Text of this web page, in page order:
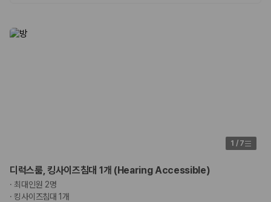
1 / 7
디럭스룸, 킹사이즈침대 1개 (Hearing Accessible)
· 최대인원 2명
·킹사이즈침대 1개